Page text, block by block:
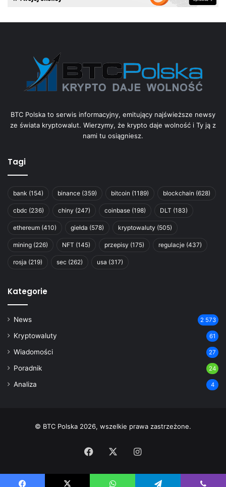
BTC Polska to serwis informacyjny, emitujący najświeższe newsy
ze świata kryptowalut. Wierzymy, że krypto daje wolność i Ty ją z
nami tu osiągniesz.
Tagi
bank (154) binance (359) bitcoin (1189) blockchain (628)
cbdc (236) chiny (247) coinbase (198) DLT (183)
ethereum (410) giełda (578) kryptowaluty (505)
mining (226) NFT (145) przepisy (175) regulacje (437)
rosja (219) sec (262) usa (317)
Kategorie
News 2 573
Kryptowaluty 61
Wiadomości 27
Poradnik 24
Analiza 4
© BTC Polska 2026, wszelkie prawa zastrzeżone.
Facebook Instagram